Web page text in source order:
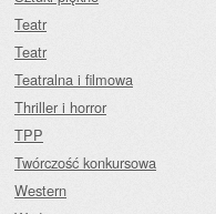
Teatr
Teatr
Teatralna i filmowa
Thriller i horror
TPP
Twórczość konkursowa
Western